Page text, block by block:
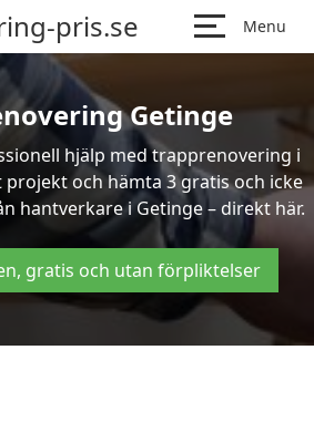
pris.se Menu
Getinge
hjälp med trapprenovering i
projekt och hämta 3 gratis och icke
hantverkare i Getinge – direkt här.
gratis och utan förpliktelser